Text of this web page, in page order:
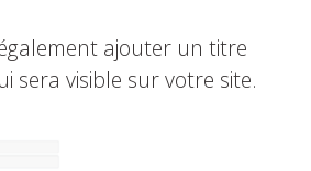
ajouter un titre
sera visible sur votre site.